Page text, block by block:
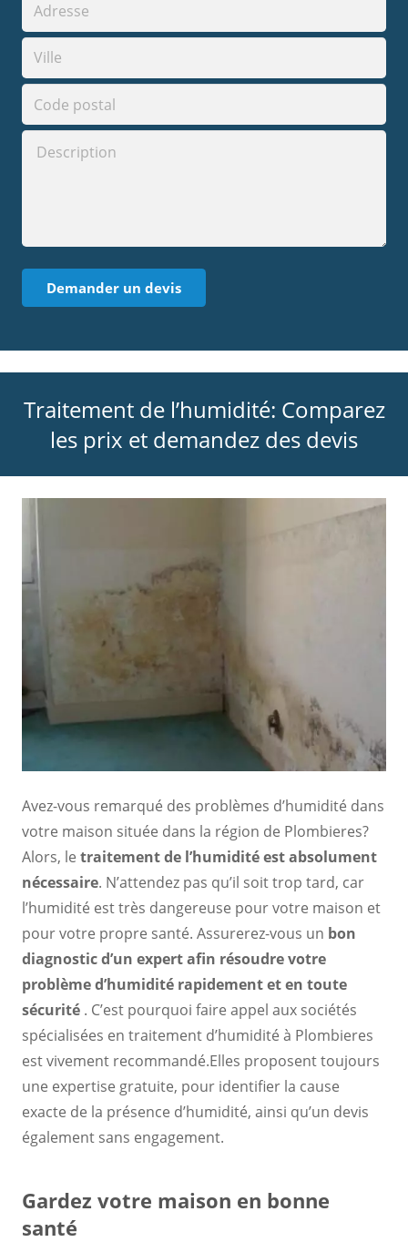
Traitement de l’humidité: Comparez
les prix et demandez des devis
Avez-vous remarqué des problèmes d’humidité dans
votre maison située dans la région de Plombieres?
Alors, le traitement de l’humidité est absolument
nécessaire. N’attendez pas qu’il soit trop tard, car
l’humidité est très dangereuse pour votre maison et
pour votre propre santé. Assurerez-vous un bon
diagnostic d’un expertafin résoudre votre
problème d’humidité rapidement et en toute
sécurité . C’est pourquoi faire appel aux sociétés
spécialisées en traitement d’humidité à Plombieres
est vivement recommandé.Elles proposent toujours
une expertise gratuite, pour identifier la cause
exacte de la présence d’humidité, ainsi qu’un devis
également sans engagement.
Gardez votre maison en bonne
santé